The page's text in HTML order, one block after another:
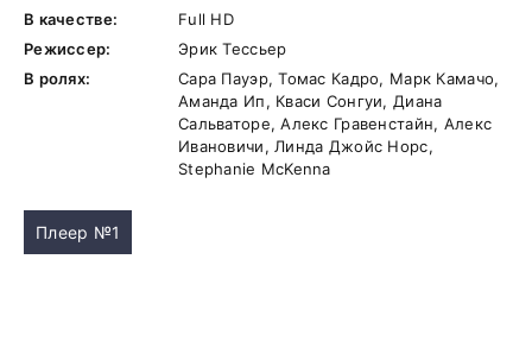
В качестве:
Full HD
Режиссер:
Эрик Тессьер
В ролях:
Сара Пауэр, Томас Кадро, Марк Камачо,
Аманда Ип, Кваси Сонгуи, Диана
Сальваторе, Алекс Гравенстайн, Алекс
Ивановичи, Линда Джойс Норс,
Stephanie McKenna
Плеер №1